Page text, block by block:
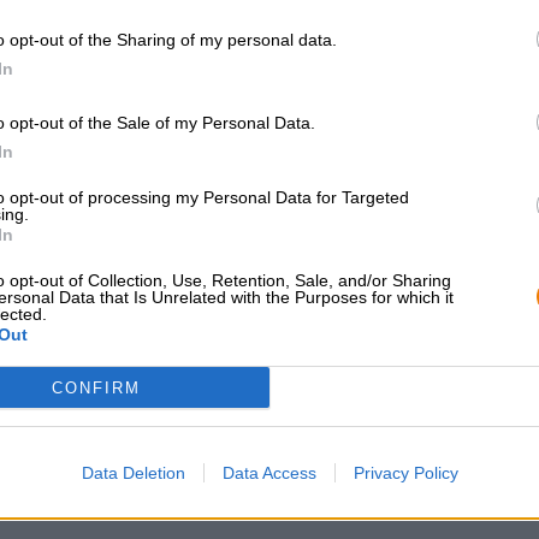
opt-out of the Sharing of my personal data.
opt-out of the Sale of my Personal Data.
opt-out of processing my Personal Data for Targeted
opt-out of Collection, Use, Retention, Sale, and/or Sharing
Data that Is Unrelated with the Purposes for which it
CONFIRM
Data Deletion Data Access Privacy Policy
0,50 L Fles - € 6,38 / LTR
Uitverkocht
MEHRWEG
0,50 L Fles - € 40,38 /
Uitverkocht